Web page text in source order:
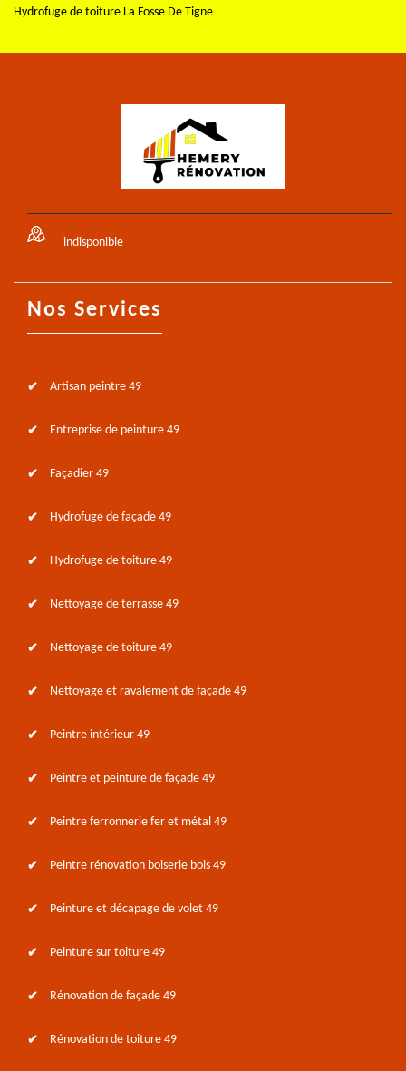
Hydrofuge de toiture La Fosse De Tigne
indisponible
Nos Services
Artisan peintre 49
Entreprise de peinture 49
Façadier 49
Hydrofuge de façade 49
Hydrofuge de toiture 49
Nettoyage de terrasse 49
Nettoyage de toiture 49
Nettoyage et ravalement de façade 49
Peintre intérieur 49
Peintre et peinture de façade 49
Peintre ferronnerie fer et métal 49
Peintre rénovation boiserie bois 49
Peinture et décapage de volet 49
Peinture sur toiture 49
Rénovation de façade 49
Rénovation de toiture 49